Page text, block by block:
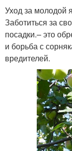
Уход за молодой
Заботиться за
посадки.– это
и борьба с
вредителей.